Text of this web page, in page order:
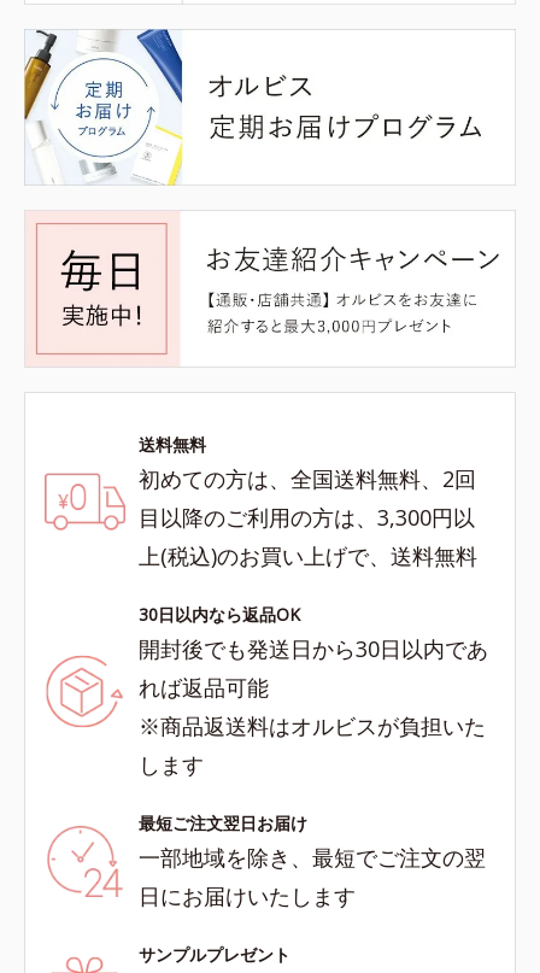
送料無料
初めての方は、全国送料無料、2回
目以降のご利用の方は、3,300円以
上(税込)のお買い上げで、送料無料
30日以内なら返品OK
開封後でも発送日から30日以内であ
れば返品可能
※商品返送料はオルビスが負担いた
します
最短ご注文翌日お届け
一部地域を除き、最短でご注文の翌
日にお届けいたします
サンプルプレゼント